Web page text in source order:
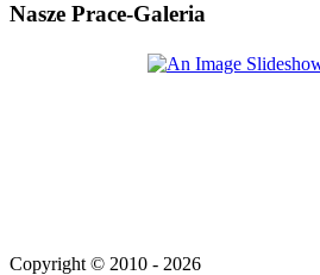
Nasze Prace-Galeria
Copyright © 2010 - 2026